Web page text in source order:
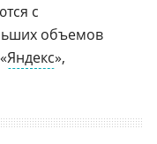
с
объемов
Яндекс»,